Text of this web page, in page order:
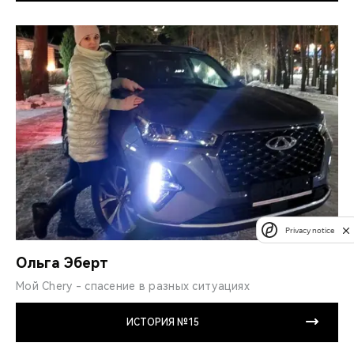
Ольга Эберт
Мой Chery - спасение в разных ситуациях
ИСТОРИЯ №15
Privacy notice